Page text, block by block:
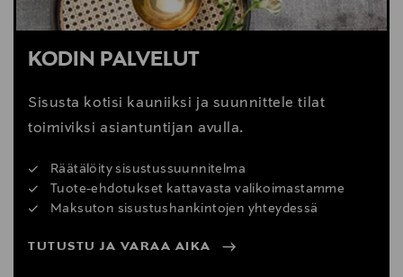
KODIN PALVELUT
Sisusta kotisi kauniiksi ja suunnittele tilat
toimiviksi asiantuntijan avulla.
Räätälöity sisustussuunnitelma
Tuote-ehdotukset kattavasta valikoimastamme
Maksuton sisustushankintojen yhteydessä
TUTUSTU JA VARAA AIKA